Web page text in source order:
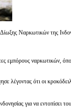
Ναρκωτικών της
εμπόρους ναρκωτικών,
λέγοντας ότι οι
για να εντοπίσει